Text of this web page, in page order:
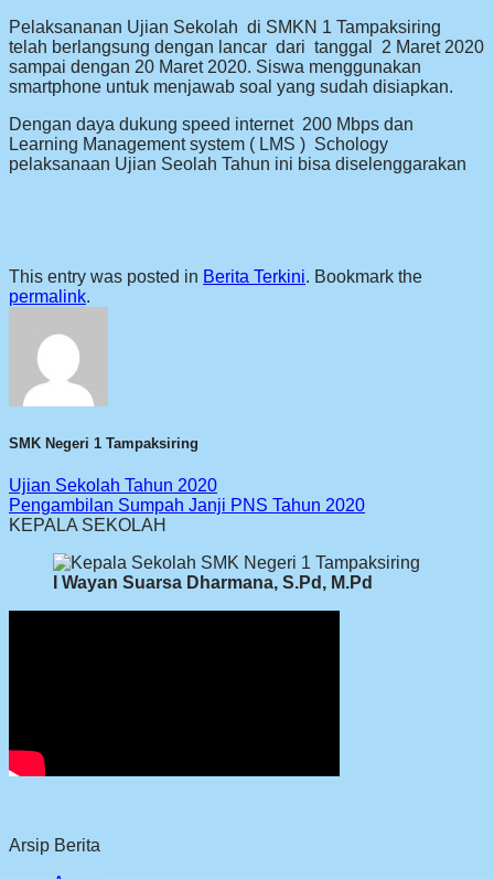
Pelaksananan Ujian Sekolah di SMKN 1 Tampaksiring
telah berlangsung dengan lancar dari tanggal 2 Maret 2020
sampai dengan 20 Maret 2020. Siswa menggunakan
smartphone untuk menjawab soal yang sudah disiapkan.
Dengan daya dukung speed internet 200 Mbps dan
Learning Management system ( LMS ) Schology
pelaksanaan Ujian Seolah Tahun ini bisa diselenggarakan
This entry was posted in Berita Terkini. Bookmark the
permalink.
SMK Negeri 1 Tampaksiring
Ujian Sekolah Tahun 2020
Pengambilan Sumpah Janji PNS Tahun 2020
KEPALA SEKOLAH
I Wayan Suarsa Dharmana, S.Pd, M.Pd
Arsip Berita